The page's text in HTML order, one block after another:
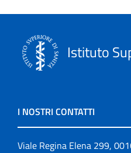
Istituto
I NOSTRI CONTATTI
Viale Regina Elena 299,